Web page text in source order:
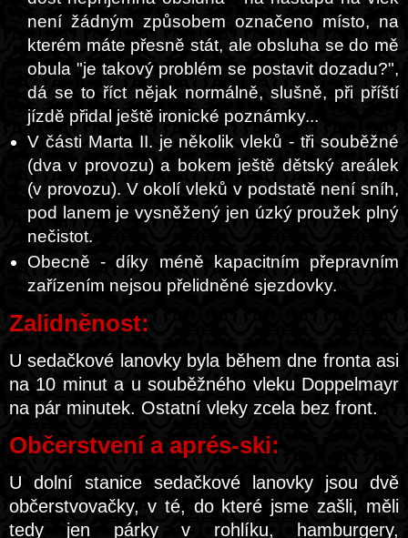
není žádným způsobem označeno místo, na
kterém máte přesně stát, ale obsluha se do mě
obula "je takový problém se postavit dozadu?",
dá se to říct nějak normálně, slušně, při příští
jízdě přidal ještě ironické poznámky...
V části Marta II. je několik vleků - tři souběžné
(dva v provozu) a bokem ještě dětský areálek
(v provozu). V okolí vleků v podstatě není sníh,
pod lanem je vysněžený jen úzký proužek plný
nečistot.
Obecně - díky méně kapacitním přepravním
zařízením nejsou přelidněné sjezdovky.
Zalidněnost:
U sedačkové lanovky byla během dne fronta asi
na 10 minut a u souběžného vleku Doppelmayr
na pár minutek. Ostatní vleky zcela bez front.
Občerstvení a aprés-ski:
U dolní stanice sedačkové lanovky jsou dvě
občerstvovačky, v té, do které jsme zašli, měli
tedy jen párky v rohlíku, hamburgery,